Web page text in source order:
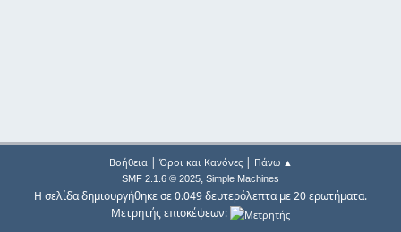
Βοήθεια| Όροι και Κανόνες| Πάνω ▲
SMF 2.1.6 © 2025, Simple Machines
Η σελίδα δημιουργήθηκε σε 0.049 δευτερόλεπτα με 20 ερωτήματα.
Μετρητής επισκέψεων: